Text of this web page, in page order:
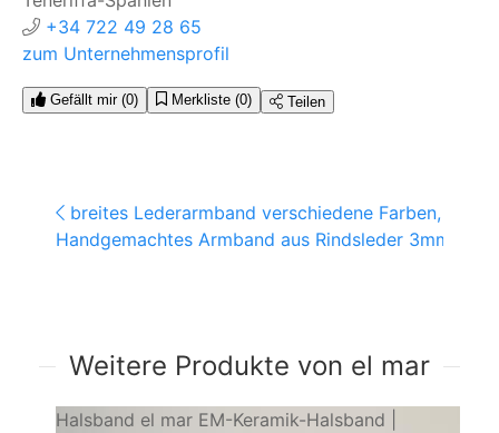
+34 722 49 28 65
zum Unternehmensprofil
Gefällt mir (0) Merkliste (0) Teilen
breites Lederarmband verschiedene Farben, ...
Handgemachtes Armband aus Rindsleder 3mm ...
Weitere Produkte von el mar
Halsband el mar EM-Keramik-Halsband |